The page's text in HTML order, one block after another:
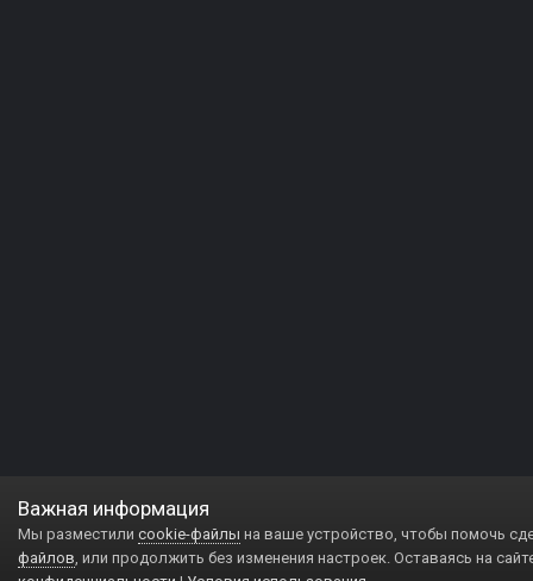
Важная информация
Мы разместили cookie-файлы на ваше устройство, чтобы помочь
файлов, или продолжить без изменения настроек. Оставаясь на